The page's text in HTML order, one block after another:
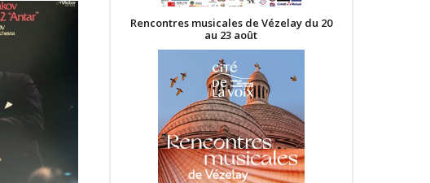
Rencontres musicales de Vézelay du 20
au 23 août